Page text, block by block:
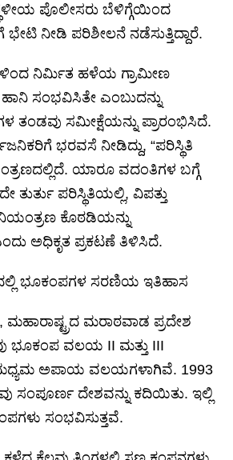
ಪೊಲೀಸರು ಬೆಳಿಗ್ಗೆಯಿಂದ
ಭೇಟಿ ನೀಡಿ ಪರಿಶೀಲನೆ ನಡೆಸುತ್ತಿದ್ದಾರೆ.
ನಿರ್ಮಿತ ಹಳೆಯ ಗ್ರಾಮೀಣ
ಸಂಭವಿಸಿತೇ ಎಂಬುದನ್ನು
ತಂಡವು ಸಮೀಕ್ಷೆಯನ್ನು ಪ್ರಾರಂಭಿಸಿದೆ.
ಭರವಸೆ ನೀಡಿದ್ದು, “ಪರಿಸ್ಥಿತಿ
ಯಾರೂ ವದಂತಿಗಳ ಬಗ್ಗೆ
ತುರ್ತು ಪರಿಸ್ಥಿತಿಯಲ್ಲಿ, ವಿಪತ್ತು
ಕೊಠಡಿಯನ್ನು
ಅಧಿಕೃತ ಪ್ರಕಟಣೆ ತಿಳಿಸಿದೆ.
ಭೂಕಂಪಗಳ ಸರಣಿಯ ಇತಿಹಾಸ
ಮಹಾರಾಷ್ಟ್ರದ ಮರಾಠವಾಡ ಪ್ರದೇಶ
ಭೂಕಂಪ ವಲಯ II ಮತ್ತು III
ಅಪಾಯ ವಲಯಗಳಾಗಿವೆ. 1993
ಸಂಪೂರ್ಣ ದೇಶವನ್ನು ಕದಿಯಿತು. ಇಲ್ಲಿ
ಸಂಭವಿಸುತ್ತವೆ.